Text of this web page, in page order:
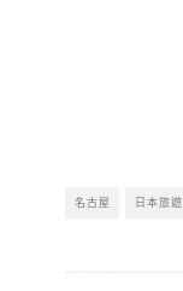
名古屋 日本旅遊